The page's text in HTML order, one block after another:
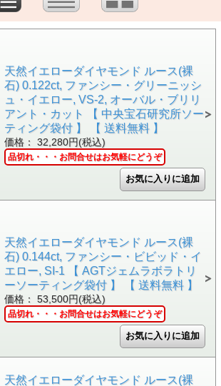
天然イエローダイヤモンド ルース(裸
石) 0.122ct, ファンシー・グリーニッシ
ュ・イエロー, VS-2, オーバル・ブリリ
アント・カット 【 中央宝石研究所ソー
ティング袋付 】 【 送料無料 】
価格： 32,280円(税込)
品切れ・・・お問合せはお気軽にどうぞ
天然イエローダイヤモンド ルース(裸
石) 0.144ct, ファンシー・ビビッド・イ
エロー, SI-1 【 AGTジェムラボラトリ
ーソーティング袋付 】 【 送料無料 】
価格： 53,500円(税込)
品切れ・・・お問合せはお気軽にどうぞ
天然イエローダイヤモンド ルース(裸